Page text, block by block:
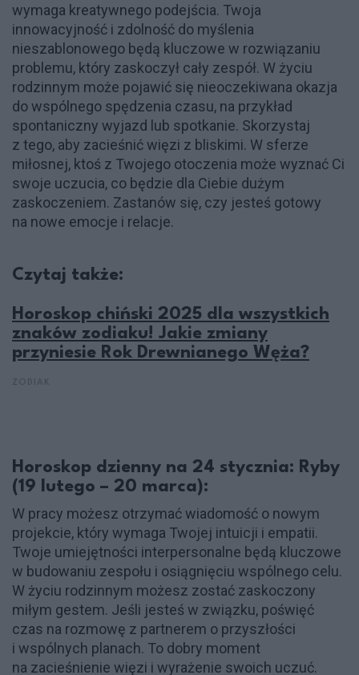
wymaga kreatywnego podejścia. Twoja
innowacyjność i zdolność do myślenia
nieszablonowego będą kluczowe w rozwiązaniu
problemu, który zaskoczył cały zespół. W życiu
rodzinnym może pojawić się nieoczekiwana okazja
do wspólnego spędzenia czasu, na przykład
spontaniczny wyjazd lub spotkanie. Skorzystaj
z tego, aby zacieśnić więzi z bliskimi. W sferze
miłosnej, ktoś z Twojego otoczenia może wyznać Ci
swoje uczucia, co będzie dla Ciebie dużym
zaskoczeniem. Zastanów się, czy jesteś gotowy
na nowe emocje i relacje.
Czytaj także:
Horoskop chiński 2025 dla wszystkich
znaków zodiaku! Jakie zmiany
przyniesie Rok Drewnianego Węża?
Horoskop dzienny na 24 stycznia: Ryby
(19 lutego – 20 marca):
W pracy możesz otrzymać wiadomość o nowym
projekcie, który wymaga Twojej intuicji i empatii.
Twoje umiejętności interpersonalne będą kluczowe
w budowaniu zespołu i osiągnięciu wspólnego celu.
W życiu rodzinnym możesz zostać zaskoczony
miłym gestem. Jeśli jesteś w związku, poświęć
czas na rozmowę z partnerem o przyszłości
i wspólnych planach. To dobry moment
na zacieśnienie więzi i wyrażenie swoich uczuć.